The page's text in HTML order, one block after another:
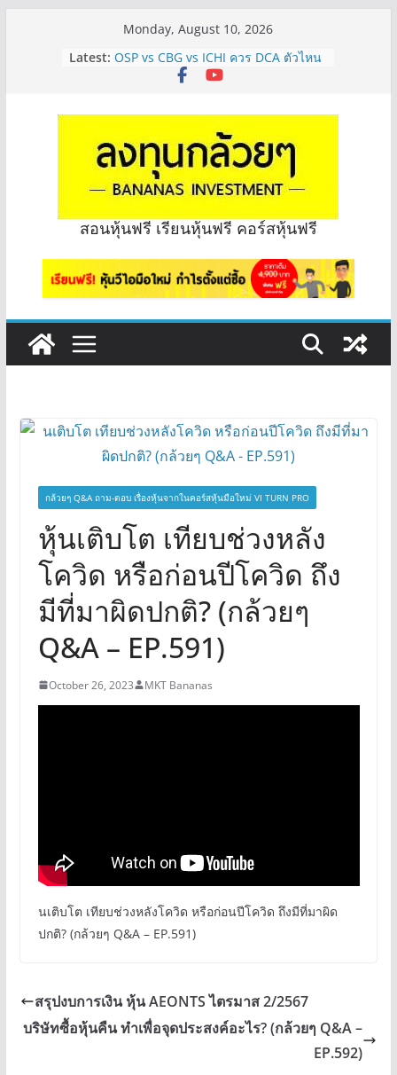
Monday, August 10, 2026
Latest: OSP vs CBG vs ICHI ควร DCA ตัวไหน
ดี? | Q&A กล้วยๆ EP.1165
ไหม จะทราบได้ยังไง? | Q&A กล้วยๆ
PROSPECT REIT มือใหม่ ลงทุนได้ไหม
ครับ? | Q&A กล้วยๆ EP.1167
Hot Topic! อัปเดทงบ สื่อสาร, ค้าปลีก
ตัวไหนเหมาะถือเอาปันผล? | Hot Topic
EP.41
หุ้นซอสภูเขาทอง Sauce เหมาะถือเป็น
สอนหุ้นฟรี เรียนหุ้นฟรี คอร์สหุ้นฟรี
กล้วยๆ Q&A ถาม-ตอบ เรื่องหุ้นจากในคอร์สหุ้นมือใหม่ VI TURN PRO
หุ้นเติบโต เทียบช่วงหลัง
โควิด หรือก่อนปีโควิด ถึง
มีที่มาผิดปกติ? (กล้วยๆ
Q&A – EP.591)
October 26, 2023 MKT Bananas
นเติบโต เทียบช่วงหลังโควิด หรือก่อนปีโควิด ถึงมีที่มาผิด
ปกติ? (กล้วยๆ Q&A – EP.591)
สรุปงบการเงิน หุ้น AEONTS ไตรมาส 2/2567
บริษัทซื้อหุ้นคืน ทำเพื่อจุดประสงค์อะไร? (กล้วยๆ Q&A –
EP.592)